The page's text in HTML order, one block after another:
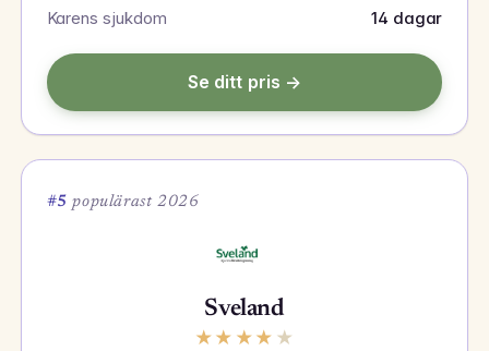
Karens sjukdom 14 dagar
Se ditt pris →
#5 populärast 2026
Sveland
★ ★ ★ ★ ★